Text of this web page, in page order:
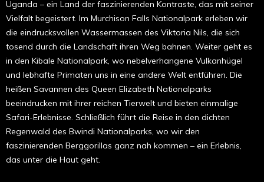
Uganda – ein Land der faszinierenden Kontraste, das mit seiner
Vielfalt begeistert. Im Murchison Falls Nationalpark erleben wir
die eindrucksvollen Wassermassen des Viktoria Nils, die sich
tosend durch die Landschaft ihren Weg bahnen. Weiter geht es
in den Kibale Nationalpark, wo nebelverhangene Vulkanhügel
und lebhafte Primaten uns in eine andere Welt entführen. Die
heißen Savannen des Queen Elizabeth Nationalparks
beeindrucken mit ihrer reichen Tierwelt und bieten einmalige
Safari-Erlebnisse. Schließlich führt die Reise in den dichten
Regenwald des Bwindi Nationalparks, wo wir den
faszinierenden Berggorillas ganz nah kommen – ein Erlebnis,
das unter die Haut geht.